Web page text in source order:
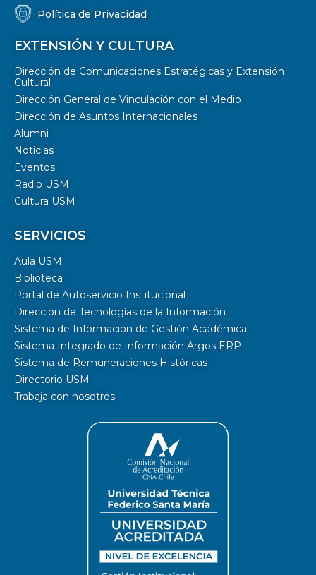
Política de Privacidad
EXTENSIÓN Y CULTURA
Dirección de Comunicaciones Estratégicas y Extensión
Cultural
Dirección General de Vinculación con el Medio
Dirección de Asuntos Internacionales
Alumni
Noticias
Eventos
Radio USM
Cultura USM
SERVICIOS
Aula USM
Biblioteca
Portal de Autoservicio Institucional
Dirección de Tecnologías de la Información
Sistema de Información de Gestión Académica
Sistema Integrado de Información Argos ERP
Sistema de Remuneraciones Históricas
Directorio USM
Trabaja con nosotros